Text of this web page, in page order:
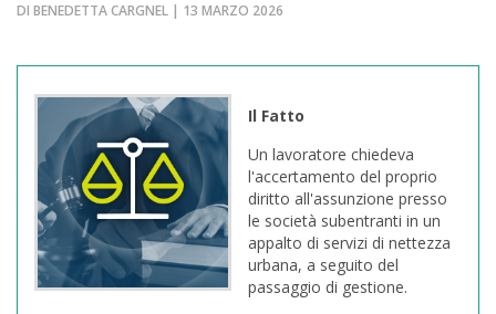
DI BENEDETTA CARGNEL | 13 MARZO 2026
Il Fatto
Un lavoratore chiedeva
l'accertamento del proprio
diritto all'assunzione presso
le società subentranti in un
appalto di servizi di nettezza
urbana, a seguito del
passaggio di gestione.